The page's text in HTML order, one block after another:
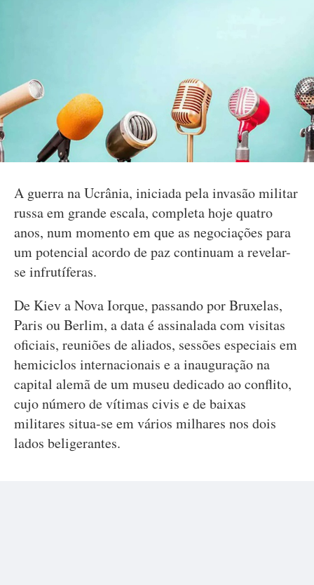
A guerra na Ucrânia, iniciada pela invasão militar
russa em grande escala, completa hoje quatro
anos, num momento em que as negociações para
um potencial acordo de paz continuam a revelar-
se infrutíferas.
De Kiev a Nova Iorque, passando por Bruxelas,
Paris ou Berlim, a data é assinalada com visitas
oficiais, reuniões de aliados, sessões especiais em
hemiciclos internacionais e a inauguração na
capital alemã de um museu dedicado ao conflito,
cujo número de vítimas civis e de baixas
militares situa-se em vários milhares nos dois
lados beligerantes.